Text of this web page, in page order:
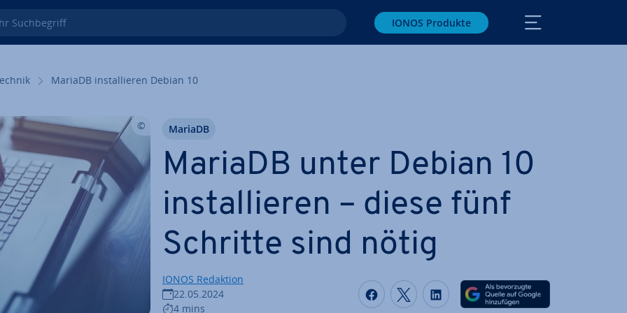
Such­be­griff IONOS Produkte
MariaDB in­stal­lie­ren Debian 10
MariaDB unter Debian 10
in­stal­lie­ren – diese fünf
Schritte sind nötig
IONOS Redaktion
22.05.2024
4 mins
Auf Facebook teilen
Auf Twitter teilen
Auf LinkedIn teilen
MariaDB